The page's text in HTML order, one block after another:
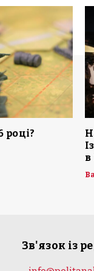
році?
в
Зв'язок із